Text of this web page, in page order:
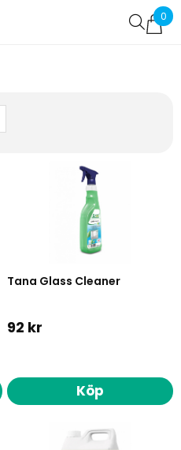
0
Favoriter (0)
Tana Glass Cleaner
92 kr
Köp